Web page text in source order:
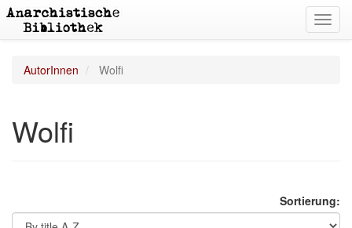
AutorInnen Wolfi
Wolfi
Sortierung: